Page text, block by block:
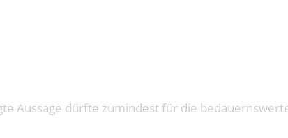
Aussage dürfte zumindest für die